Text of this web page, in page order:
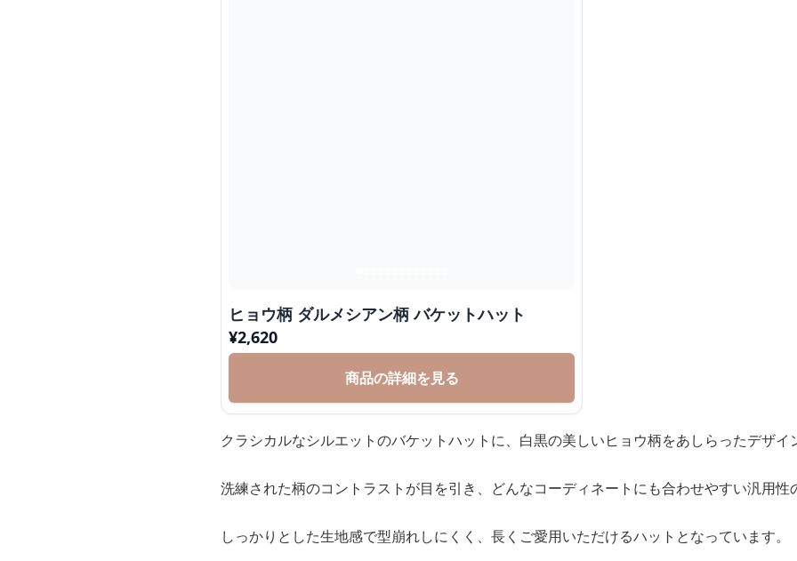
ヒョウ柄 ダルメシアン柄 バケットハット
¥2,620
商品の詳細を見る
クラシカルなシルエットのバケットハットに、白黒の美しいヒョウ柄をあしらったデザ
洗練された柄のコントラストが目を引き、どんなコーディネートにも合わせやすい汎用性
しっかりとした生地感で型崩れしにくく、長くご愛用いただけるハットとなっています。